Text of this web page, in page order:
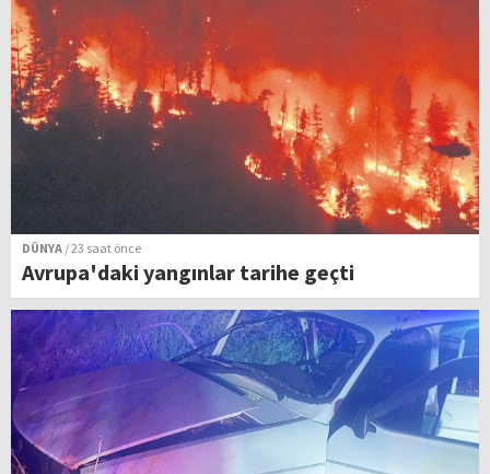
DÜNYA / 23 saat önce
Avrupa'daki yangınlar tarihe geçti